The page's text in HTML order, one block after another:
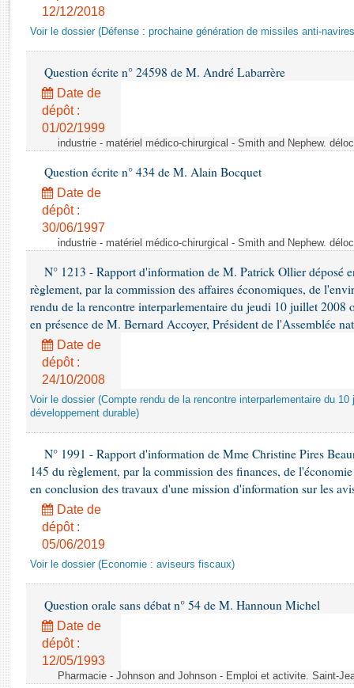
Rapports d'enquête
Dossiers législatifs
Budget et sécurité sociale
Questions écrites et orales
Comptes rendus des débats
12/12/2018
Voir le dossier (Défense : prochaine génération de missiles anti-
Question écrite n° 24598 de M. André Labarrère
Date de
dépôt :
01/02/1999
industrie - matériel médico-chirurgical - Smith and Nephew.
Question écrite n° 434 de M. Alain Bocquet
Date de
dépôt :
30/06/1997
industrie - matériel médico-chirurgical - Smith and Nephew.
N° 1213 - Rapport d'information de M. Patrick Ollier déposé
règlement, par la commission des affaires économiques, de
rendu de la rencontre interparlementaire du jeudi 10 juillet 2008
en présence de M. Bernard Accoyer, Président de l'Assemblée
Date de
dépôt :
24/10/2008
Voir le dossier (Compte rendu de la rencontre interparlementaire du
développement durable)
N° 1991 - Rapport d'information de Mme Christine Pires
145 du règlement, par la commission des finances, de
en conclusion des travaux d'une mission d'information sur les
Date de
dépôt :
05/06/2019
Voir le dossier (Economie : aviseurs fiscaux)
Question orale sans débat n° 54 de M. Hannoun Michel
Date de
dépôt :
12/05/1993
Pharmacie - Johnson and Johnson - Emploi et activite. Saint-